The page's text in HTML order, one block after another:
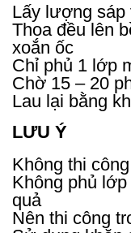
Lấy lượng sáp
Thoa đều lên
xoắn ốc
Chỉ phủ 1 lớp
Chờ 15 – 20
Lau lại bằng
LƯU Ý
Không thi
Không phủ
quả
Nên thi công